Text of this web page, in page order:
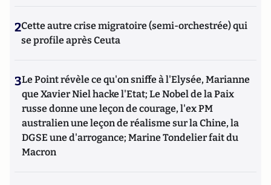
2Cette autre crise migratoire (semi-orchestrée) qui
se profile après Ceuta
3Le Point révèle ce qu'on sniffe à l'Elysée, Marianne
que Xavier Niel hacke l'Etat; Le Nobel de la Paix
russe donne une leçon de courage, l'ex PM
australien une leçon de réalisme sur la Chine, la
DGSE une d'arrogance; Marine Tondelier fait du
Macron